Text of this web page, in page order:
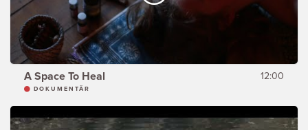
A Space To Heal 12:00
DOKUMENTÄR